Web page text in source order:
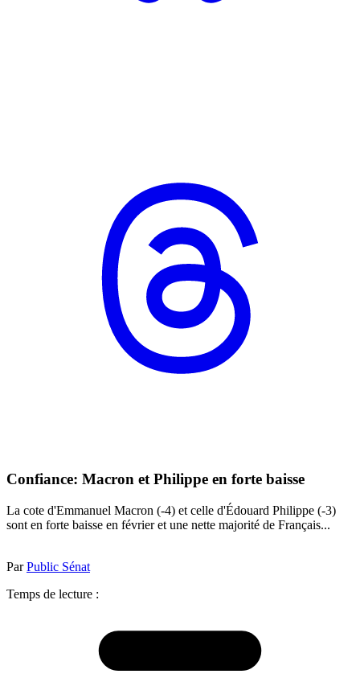
Confiance: Macron et Philippe en forte baisse
La cote d'Emmanuel Macron (-4) et celle d'Édouard Philippe (-3)
sont en forte baisse en février et une nette majorité de Français...
ParPublic Sénat
Temps de lecture :